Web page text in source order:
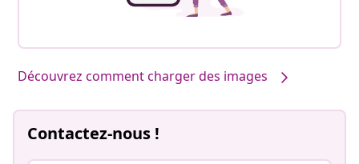
Découvrez comment charger des images
Contactez-nous !